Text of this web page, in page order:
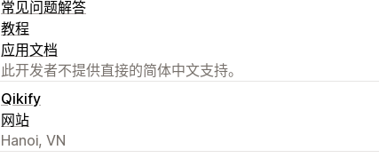
常见问题解答
教程
应用文档
此开发者不提供直接的简体中文支持。
Qikify
网站
Hanoi, VN